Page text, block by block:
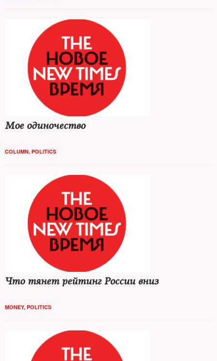
Мое одиночество
COLUMN, POLITICS
Что тянет рейтинг России вниз
MONEY, POLITICS